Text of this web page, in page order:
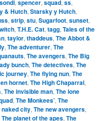
sondi,spencer,squad,ss,
& Hutch,Starsky y Hutch,
,strip,stu,Sugarfoot,sunset,
,T.H.E. Cat,tagg,Tales of the
,taylor,thaddeus,The Abbot &
,The adventurer,The
,The avengers,The Big
bunch,The detectives,The
journey,The flying nun,The
hornet,The High Chaparral,
,The invisible man,The lone
,The Monkees’,The
naked city,The new avengers,
The planet of the apes,The